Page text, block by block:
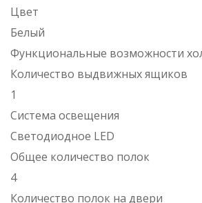
Цвет
Белый
Функциональные возможности
Количество выдвижных ящиков
1
Система освещения
Светодиодное LED
Общее количество полок
4
Количество полок на двери